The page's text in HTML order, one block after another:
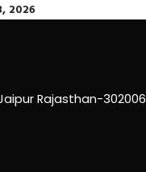
2026
Rajasthan-302006